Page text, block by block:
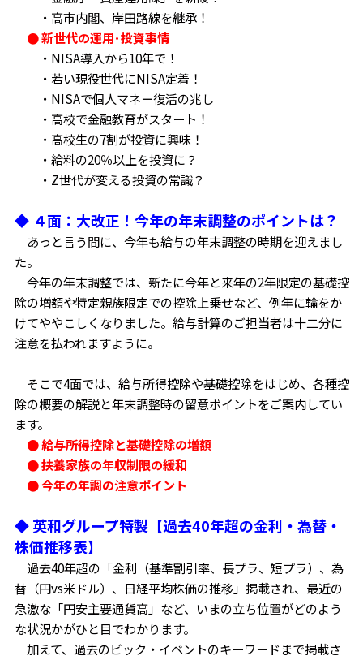
・高市内閣、岸田路線を継承！
● 新世代の運用･投資事情
・NISA導入から10年で！
・若い現役世代にNISA定着！
・NISAで個人マネー復活の兆し
・高校で金融教育がスタート！
・高校生の7割が投資に興味！
・給料の20％以上を投資に？
・Z世代が変える投資の常識？
◆ ４面：大改正！今年の年末調整のポイントは？
あっと言う間に、今年も給与の年末調整の時期を迎えまし
た。
今年の年末調整では、新たに今年と来年の2年限定の基礎控
除の増額や特定親族限定での控除上乗せなど、例年に輪をか
けてややこしくなりました。給与計算のご担当者は十二分に
注意を払われますように。
そこで4面では、給与所得控除や基礎控除をはじめ、各種控
除の概要の解説と年末調整時の留意ポイントをご案内してい
ます。
● 給与所得控除と基礎控除の増額
● 扶養家族の年収制限の緩和
● 今年の年調の注意ポイント
◆ 英和グループ特製【過去40年超の金利・為替・
株価推移表】
過去40年超の「金利（基準割引率、長プラ、短プラ）、為
替（円vs米ドル）、日経平均株価の推移」掲載され、最近の
急激な「円安主要通貨高」など、いまの立ち位置がどのよう
な状況かがひと目でわかります。
加えて、過去のビック・イベントのキーワードまで掲載さ